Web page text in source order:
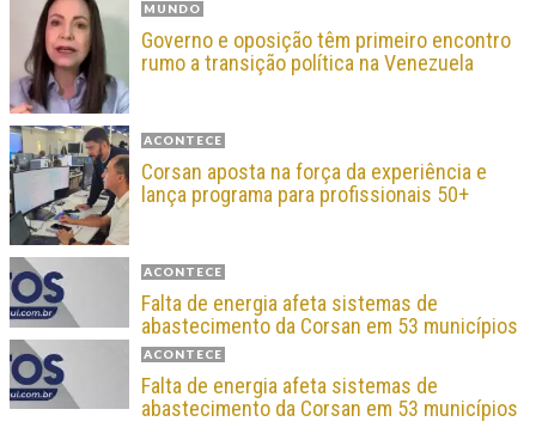
MUNDO
Governo e oposição têm primeiro encontro
rumo a transição política na Venezuela
ACONTECE
Corsan aposta na força da experiência e
lança programa para profissionais 50+
ACONTECE
Falta de energia afeta sistemas de
abastecimento da Corsan em 53 municípios
ACONTECE
Falta de energia afeta sistemas de
abastecimento da Corsan em 53 municípios